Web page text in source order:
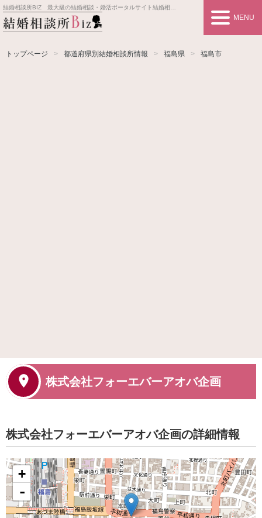
結婚相談所BIZ 最大級の結婚相談・婚活ポータルサイト結婚相談所事業者情報や婚活お見合いの悩み、対策を紹介します。
MENU
トップページ 都道府県別結婚相談所情報 福島県 福島市
株式会社フォーエバーアオバ企画
株式会社フォーエバーアオバ企画の詳細情報
+
-